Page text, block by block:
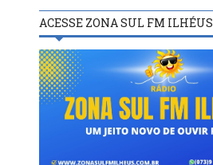
ACESSE ZONA SUL FM ILHÉUS